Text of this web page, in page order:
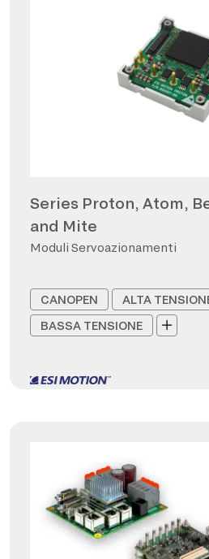
Series Proton, Atom,
and Mite
Moduli Servoazionamenti
CANOPEN
ALTA
BASSA TENSIONE